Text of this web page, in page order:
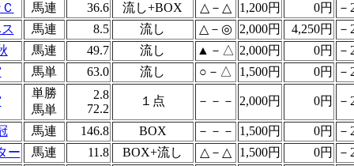
馬連 36.6 流し+BOX △－△ 1,200円 0円
－
馬連 8.5 流し △－◎ 2,000円 4,250円
－
馬連 49.7 流し ▲－△ 2,000円 0円
－
馬単 63.0 流し ○－△ 1,500円 0円 －
単勝
馬単
2.8
72.2
１点 －－－ 2,000円 0円 －
馬連 146.8 BOX －－－ 1,500円 0円
－
ー
馬連 11.8 BOX+流し △－△ 1,500円 0円
－